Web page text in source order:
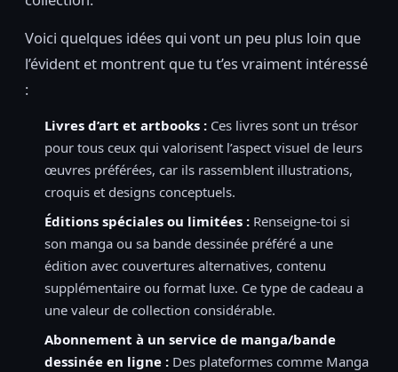
Voici quelques idées qui vont un peu plus loin que
l’évident et montrent que tu t’es vraiment intéressé
:
Livres d’art et artbooks : Ces livres sont un trésor
pour tous ceux qui valorisent l’aspect visuel de leurs
œuvres préférées, car ils rassemblent illustrations,
croquis et designs conceptuels.
Éditions spéciales ou limitées : Renseigne-toi si
son manga ou sa bande dessinée préféré a une
édition avec couvertures alternatives, contenu
supplémentaire ou format luxe. Ce type de cadeau a
une valeur de collection considérable.
Abonnement à un service de manga/bande
dessinée en ligne : Des plateformes comme Manga